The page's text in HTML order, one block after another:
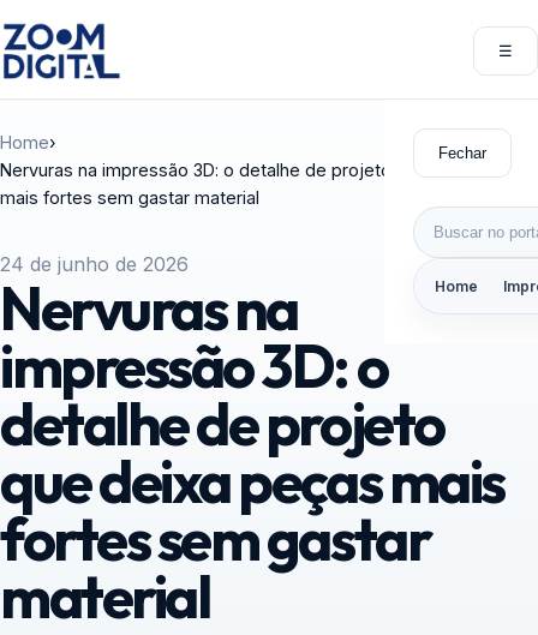
☰
Fechar
Buscar por:
Home
Home›
Nervuras na impressão 3D: o detalhe de projeto que deixa peças
mais fortes sem gastar material
24 de junho de 2026
Nervuras na
impressão 3D: o
detalhe de projeto
que deixa peças mais
fortes sem gastar
material